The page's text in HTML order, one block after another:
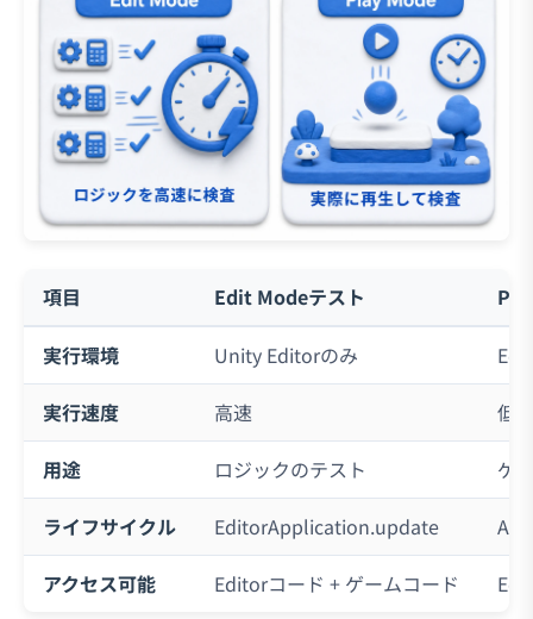
項目 Edit Modeテスト
実行環境 Unity Editorのみ
実行速度
高速
低
用途
ロジックのテスト
ゲ
ライフサイクル
EditorApplication.update
アクセス可能
Editorコード + ゲームコード